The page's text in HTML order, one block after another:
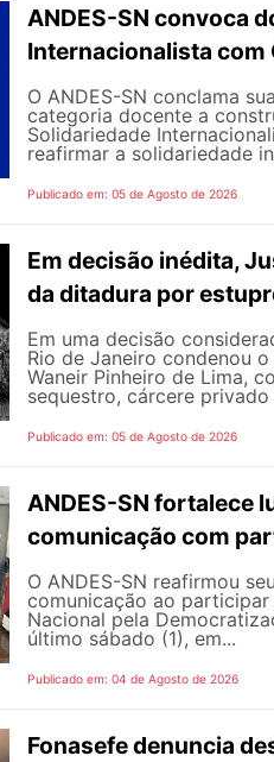
ANDES-SN convoca
Internacionalista com
O ANDES-SN conclama
categoria docente a
Solidariedade
reafirmar a solidariedade
Publicado em: 05 de Agosto de 2026
Em decisão inédita,
da ditadura por
Em uma decisão
Rio de Janeiro condenou
Waneir Pinheiro de Lima,
sequestro, cárcere
Publicado em: 05 de Agosto de 2026
ANDES-SN fortalece
comunicação com
O ANDES-SN reafirmou
comunicação ao participar
Nacional pela
último sábado (1), em...
Publicado em: 04 de Agosto de 2026
Fonasefe denuncia